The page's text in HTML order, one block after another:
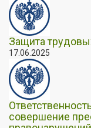
Защита
17.06.2025
совершение